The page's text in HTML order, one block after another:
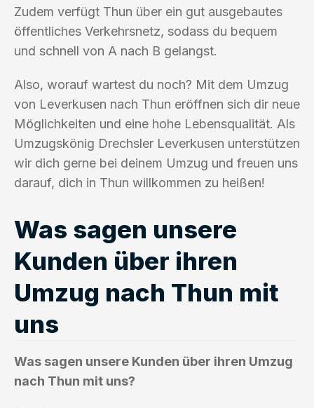
Zudem verfügt Thun über ein gut ausgebautes
öffentliches Verkehrsnetz, sodass du bequem
und schnell von A nach B gelangst.
Also, worauf wartest du noch? Mit dem Umzug
von Leverkusen nach Thun eröffnen sich dir neue
Möglichkeiten und eine hohe Lebensqualität. Als
Umzugskönig Drechsler Leverkusen unterstützen
wir dich gerne bei deinem Umzug und freuen uns
darauf, dich in Thun willkommen zu heißen!
Was sagen unsere
Kunden über ihren
Umzug nach Thun mit
uns
Was sagen unsere Kunden über ihren Umzug
nach Thun mit uns?